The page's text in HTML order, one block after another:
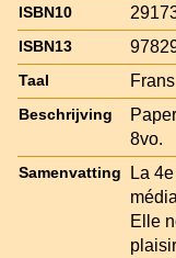
ISBN10
ISBN13
Taal Frans
Beschrijving
8vo.
Samenvatting
La
Elle